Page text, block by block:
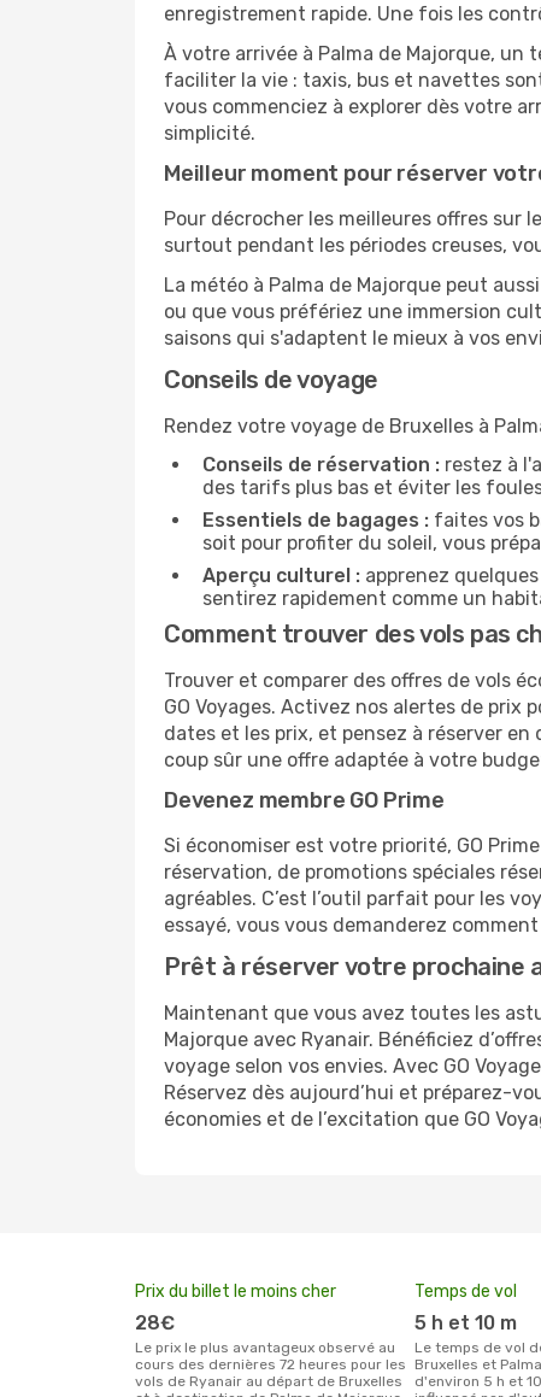
enregistrement rapide. Une fois les
À votre arrivée à Palma de Majorque,
faciliter la vie : taxis, bus et navettes
vous commenciez à explorer dès votre
simplicité.
Meilleur moment pour réserver
Pour décrocher les meilleures offres sur
surtout pendant les périodes creuses,
La météo à Palma de Majorque peut
ou que vous préfériez une immersion
saisons qui s'adaptent le mieux à vos
Conseils de voyage
Rendez votre voyage de Bruxelles à
Conseils de réservation : restez à
des tarifs plus bas et éviter les
Essentiels de bagages : faites vos
soit pour profiter du soleil, vous
Aperçu culturel : apprenez
sentirez rapidement comme un
Comment trouver des vols pas
Trouver et comparer des offres de vols
GO Voyages. Activez nos alertes de prix
dates et les prix, et pensez à réserver
coup sûr une offre adaptée à votre
Devenez membre GO Prime
Si économiser est votre priorité, GO
réservation, de promotions spéciales
agréables. C’est l’outil parfait pour les
essayé, vous vous demanderez
Prêt à réserver votre prochaine
Maintenant que vous avez toutes les
Majorque avec Ryanair. Bénéficiez
voyage selon vos envies. Avec GO
Réservez dès aujourd’hui et préparez-
économies et de l’excitation que GO
Prix du billet le moins cher
28€
Le prix le plus avantageux observé au
cours des dernières 72 heures pour les
vols de Ryanair au départ de Bruxelles
Temps de vol
5 h et 10 m
Le temps de vol de Ryanair entre
Bruxelles et
d'environ 5 h et